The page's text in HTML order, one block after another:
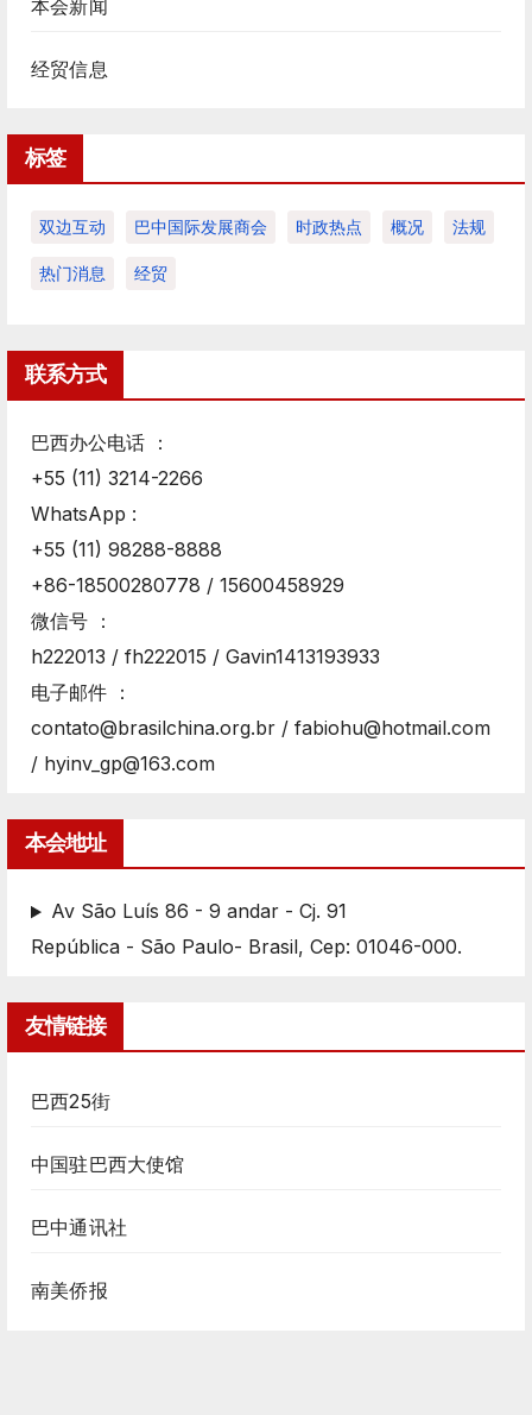
本会新闻
经贸信息
标签
双边互动 巴中国际发展商会 时政热点 概况 法规
热门消息 经贸
联系方式
巴西办公电话 ：
+55 (11) 3214-2266
WhatsApp :
+55 (11) 98288-8888
+86-18500280778 / 15600458929
微信号 ：
h222013 / fh222015 / Gavin1413193933
电子邮件 ：
contato@brasilchina.org.br / fabiohu@hotmail.com
/ hyinv_gp@163.com
本会地址
Av São Luís 86 - 9 andar - Cj. 91
República - São Paulo- Brasil, Cep: 01046-000.
友情链接
巴西25街
中国驻巴西大使馆
巴中通讯社
南美侨报